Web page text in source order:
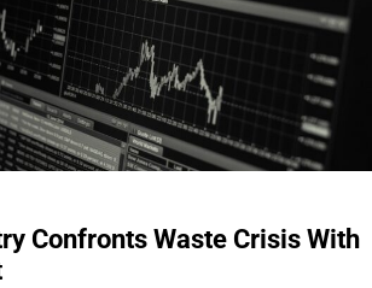
Confronts Waste Crisis With